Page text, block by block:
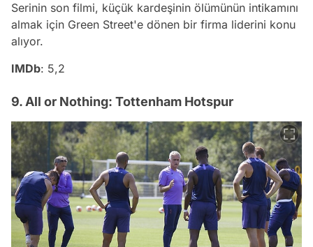
Serinin son filmi, küçük kardeşinin ölümünün intikamını
almak için Green Street'e dönen bir firma liderini konu
alıyor.
IMDb: 5,2
9. All or Nothing: Tottenham Hotspur